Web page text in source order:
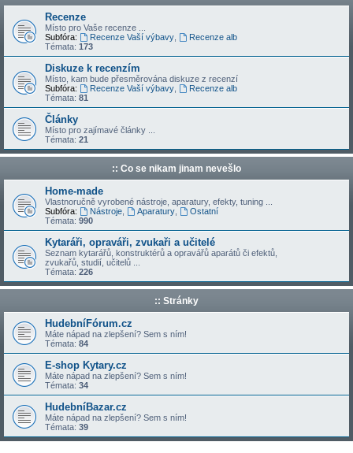
Recenze
Místo pro Vaše recenze ...
Subfóra:
Recenze Vaší výbavy,
Recenze alb
Témata: 173
Diskuze k recenzím
Místo, kam bude přesměrována diskuze z recenzí
Subfóra:
Recenze Vaší výbavy,
Recenze alb
Témata: 81
Články
Místo pro zajímavé články ...
Témata: 21
:: Co se nikam jinam nevešlo
Home-made
Vlastnoručně vyrobené nástroje, aparatury, efekty, tuning ...
Subfóra:
Nástroje, Aparatury,
Ostatní
Témata: 990
Kytaráři, opraváři, zvukaři a učitelé
Seznam kytarářů, konstruktérů a opravářů aparátů či efektů,
zvukařů, studií, učitelů ...
Témata: 226
:: Stránky
HudebníFórum.cz
Máte nápad na zlepšení? Sem s ním!
Témata: 84
E-shop Kytary.cz
Máte nápad na zlepšení? Sem s ním!
Témata: 34
HudebníBazar.cz
Máte nápad na zlepšení? Sem s ním!
Témata: 39